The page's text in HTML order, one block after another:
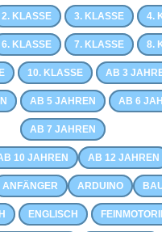
2. KLASSE 3. KLASSE 4.
6. KLASSE 7. KLASSE 8.
10. KLASSE AB 3
AB 5 JAHREN AB 6
AB 7 JAHREN
10 JAHREN AB 12 JAHREN
ANFÄNGER ARDUINO
ENGLISCH